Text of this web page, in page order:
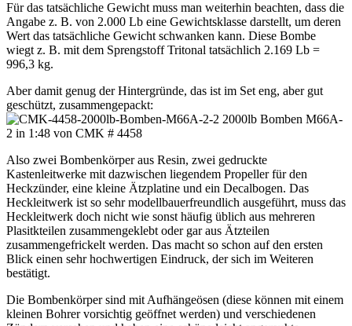
Für das tatsächliche Gewicht muss man weiterhin beachten, dass die
Angabe z. B. von 2.000 Lb eine Gewichtsklasse darstellt, um deren
Wert das tatsächliche Gewicht schwanken kann. Diese Bombe
wiegt z. B. mit dem Sprengstoff Tritonal tatsächlich 2.169 Lb =
996,3 kg.
Aber damit genug der Hintergründe, das ist im Set eng, aber gut
geschützt, zusammengepackt:
Also zwei Bombenkörper aus Resin, zwei gedruckte
Kastenleitwerke mit dazwischen liegendem Propeller für den
Heckzünder, eine kleine Ätzplatine und ein Decalbogen. Das
Heckleitwerk ist so sehr modellbauerfreundlich ausgeführt, muss das
Heckleitwerk doch nicht wie sonst häufig üblich aus mehreren
Plasitkteilen zusammengeklebt oder gar aus Ätzteilen
zusammengefrickelt werden. Das macht so schon auf den ersten
Blick einen sehr hochwertigen Eindruck, der sich im Weiteren
bestätigt.
Die Bombenkörper sind mit Aufhängeösen (diese können mit einem
kleinen Bohrer vorsichtig geöffnet werden) und verschiedenen